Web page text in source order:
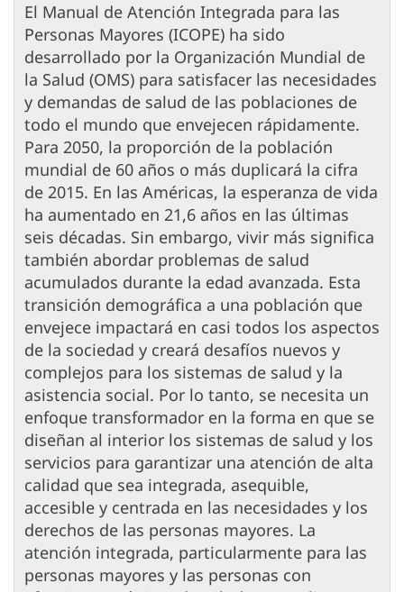
El Manual de Atención Integrada para las
Personas Mayores (ICOPE) ha sido
desarrollado por la Organización Mundial de
la Salud (OMS) para satisfacer las necesidades
y demandas de salud de las poblaciones de
todo el mundo que envejecen rápidamente.
Para 2050, la proporción de la población
mundial de 60 años o más duplicará la cifra
de 2015. En las Américas, la esperanza de vida
ha aumentado en 21,6 años en las últimas
seis décadas. Sin embargo, vivir más significa
también abordar problemas de salud
acumulados durante la edad avanzada. Esta
transición demográfica a una población que
envejece impactará en casi todos los aspectos
de la sociedad y creará desafíos nuevos y
complejos para los sistemas de salud y la
asistencia social. Por lo tanto, se necesita un
enfoque transformador en la forma en que se
diseñan al interior los sistemas de salud y los
servicios para garantizar una atención de alta
calidad que sea integrada, asequible,
accesible y centrada en las necesidades y los
derechos de las personas mayores. La
atención integrada, particularmente para las
personas mayores y las personas con